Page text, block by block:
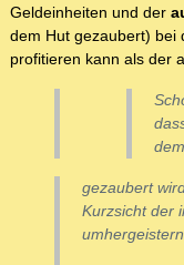
Geldeinheiten und der
dem Hut gezaubert) bei
profitieren kann als der
gezaubert
Kurzsicht der